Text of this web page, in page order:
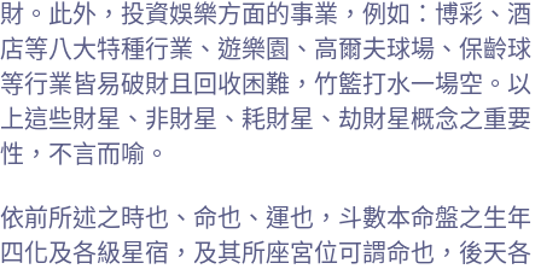
財。此外，投資娛樂方面的事業，例如：博彩、酒
店等八大特種行業、遊樂園、高爾夫球場、保齡球
等行業皆易破財且回收困難，竹籃打水一場空。以
上這些財星、非財星、耗財星、劫財星概念之重要
性，不言而喻。
依前所述之時也、命也、運也，斗數本命盤之生年
四化及各級星宿，及其所座宮位可謂命也，後天各